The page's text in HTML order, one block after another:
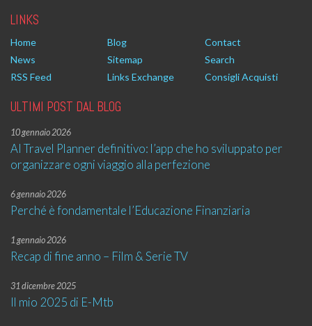
LINKS
Home Blog
Contact
News
Sitemap
Search
RSS Feed
Links Exchange Consigli Acquisti
ULTIMI POST DAL BLOG
10 gennaio 2026
AI Travel Planner definitivo: l’app che ho sviluppato per
organizzare ogni viaggio alla perfezione
6 gennaio 2026
Perché è fondamentale l’Educazione Finanziaria
1 gennaio 2026
Recap di fine anno – Film & Serie TV
31 dicembre 2025
Il mio 2025 di E-Mtb